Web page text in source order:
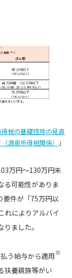
税の基礎控除の見直
源泉所得税関係）
」
万円〜130万円未
る可能性がありま
要件が「75万円以
れによりアルバイ
ました。
う給与から適用※
扶養親族等がい